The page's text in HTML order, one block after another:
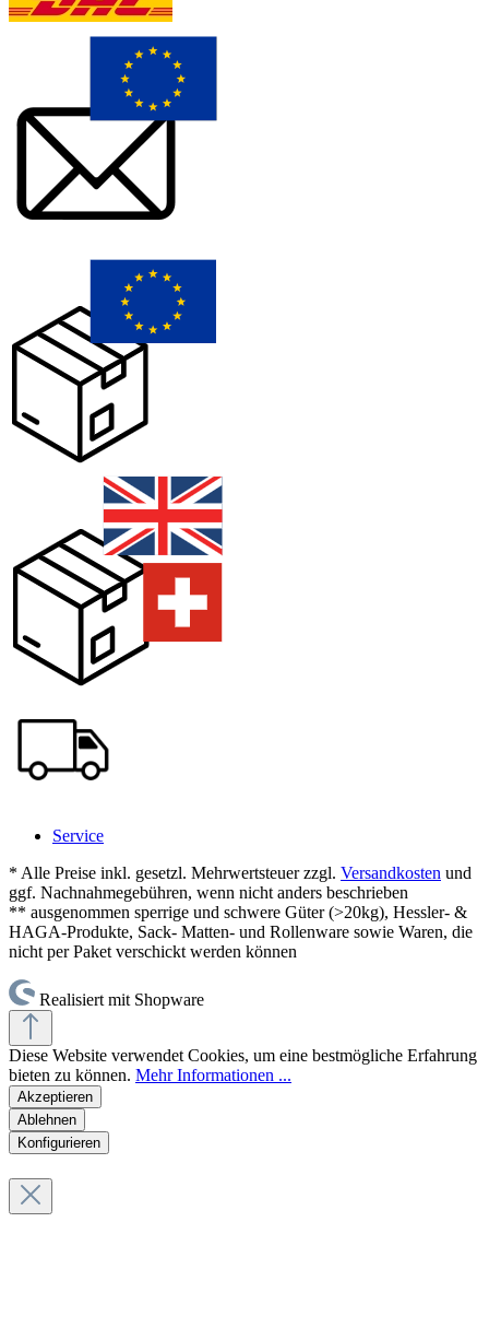
Service
* Alle Preise inkl. gesetzl. Mehrwertsteuer zzgl. Versandkosten und
ggf. Nachnahmegebühren, wenn nicht anders beschrieben
** ausgenommen sperrige und schwere Güter (>20kg), Hessler- &
HAGA-Produkte, Sack- Matten- und Rollenware sowie Waren, die
nicht per Paket verschickt werden können
Realisiert mit Shopware
Diese Website verwendet Cookies, um eine bestmögliche Erfahrung
bieten zu können. Mehr Informationen ...
Akzeptieren
Ablehnen
Konfigurieren